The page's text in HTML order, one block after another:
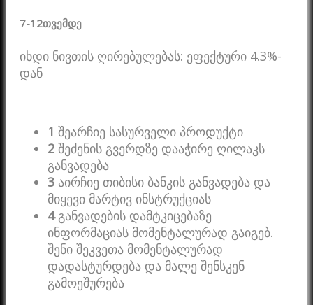
7-12თვემდე
იხდი ნივთის ღირებულებას: ეფექტური 4.3%-
დან
1 შეარჩიე სასურველი პროდუქტი
2 შეძენის გვერდზე დააჭირე ღილაკს
განვადება
3 აირჩიე თიბისი ბანკის განვადება და
მიყევი მარტივ ინსტრუქციას
4განვადების დამტკიცებაზე
ინფორმაციას მომენტალურად გაიგებ.
შენი შეკვეთა მომენტალურად
დადასტურდება და მალე შენსკენ
გამოეშურება